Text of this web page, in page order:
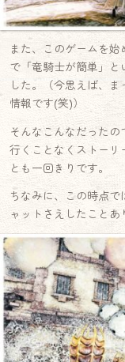
また、このゲームを
で「竜騎士が簡単」と
した。（今思えば、
情報です(笑)）
そんなこんなだった
行くことなくストー
とも一回きりです。
ちなみに、この時点
ャットさえしたことあ